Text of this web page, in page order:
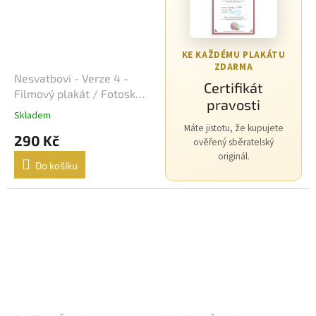
Jean-Claude Van Damme
Mel Gibson
Eva Holubová
Matt Damon 41
Nesvatbovi - Verze 4 -
Filmový plakát / Fotoska /
Slepka (cca A4)
Skladem
290 Kč
Do košíku
KE KAŽDÉMU PLAKÁTU
ZDARMA
Certifikát
pravosti
Máte jistotu, že kupujete
ověřený sběratelský
originál.